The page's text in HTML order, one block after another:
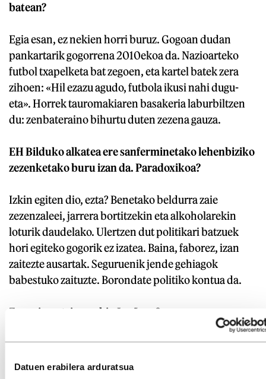
Datuen erabilera arduratsua
batean?
Egia esan, ez nekien horri buruz. Gogoan dudan
pankartarik gogorrena 2010ekoa da. Nazioarteko
futbol txapelketa bat zegoen, eta kartel batek zera
zihoen: «Hil ezazu agudo, futbola ikusi nahi dugu-
eta». Horrek tauromakiaren basakeria laburbiltzen
du: zenbateraino bihurtu duten zezena gauza.
EH Bilduko alkatea ere sanferminetako lehenbiziko
zezenketako buru izan da. Paradoxikoa?
Izkin egiten dio, ezta? Benetako beldurra zaie
zezenzaleei, jarrera bortitzekin eta alkoholarekin
loturik daudelako. Ulertzen dut politikari batzuek
hori egiteko gogorik ez izatea. Baina, faborez, izan
zaitezte ausartak. Seguruenik jende gehiagok
babestuko zaituzte. Borondate politiko kontua da.
Zer egin entzierroekin Iruñean?
Zezenak sufritzen du: estresa, jazarpena... Borondate